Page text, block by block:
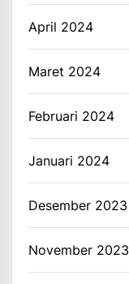
April 2024
Maret 2024
Februari 2024
Januari 2024
Desember 2023
November 2023